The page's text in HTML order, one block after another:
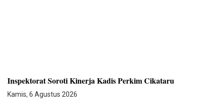
Inspektorat Soroti Kinerja Kadis Perkim Cikataru
Kamis, 6 Agustus 2026